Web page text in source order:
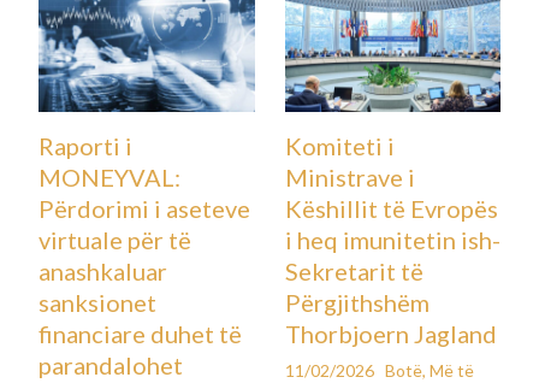
Raporti i
MONEYVAL:
Përdorimi i aseteve
virtuale për të
anashkaluar
sanksionet
financiare duhet të
parandalohet
Komiteti i
Ministrave i
Këshillit të Evropës
i heq imunitetin ish-
Sekretarit të
Përgjithshëm
Thorbjoern Jagland
11/02/2026 Botë, Më të